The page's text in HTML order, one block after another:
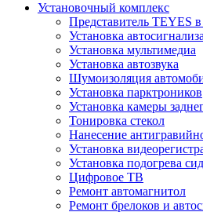
Установочный комплекс
Представитель TEYES
Установка
Установка мультимедиа
Установка автозвука
Шумоизоляция
Установка парктроников
Установка камеры
Тонировка стекол
Нанесение
Установка
Установка подогрева
Цифровое ТВ
Ремонт автомагнитол
Ремонт брелоков и